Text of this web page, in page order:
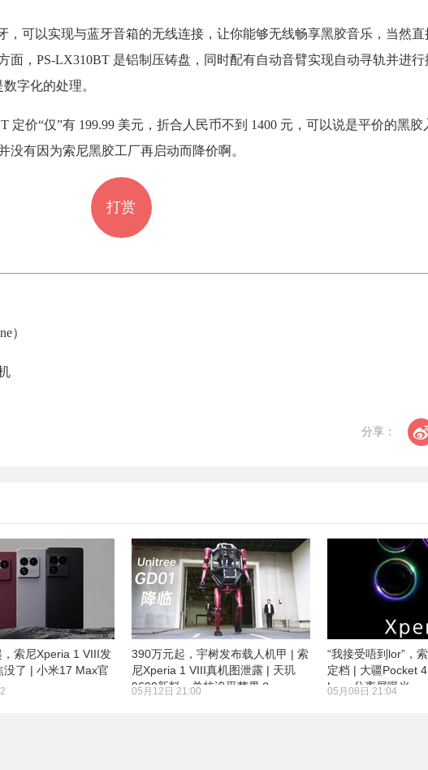
，可以实现与蓝牙音箱的无线连接，让你能够无线畅享黑胶音乐，当然
面，PS-LX310BT 是铝制压铸盘，同时配有自动音臂实现自动寻轨并进
字化的处理。
定价“仅”有 199.99 美元，折合人民币不到 1400 元，可以说是平价的黑胶
有因为索尼黑胶工厂再启动而降价啊。
打赏
）
分享：
索尼Xperia 1 VIII发
没了 | 小米17 Max官
390万元起，宇树发布载人机甲 | 索
尼Xperia 1 VIII真机图泄露 | 天玑
9600新料：单核追平苹果？
05月12日 21:00
“我接受唔到lor”，
定档 | 大疆Pocket
Luna分离屏曝光
05月08日 21:04